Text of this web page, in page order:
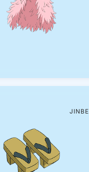
JINBE